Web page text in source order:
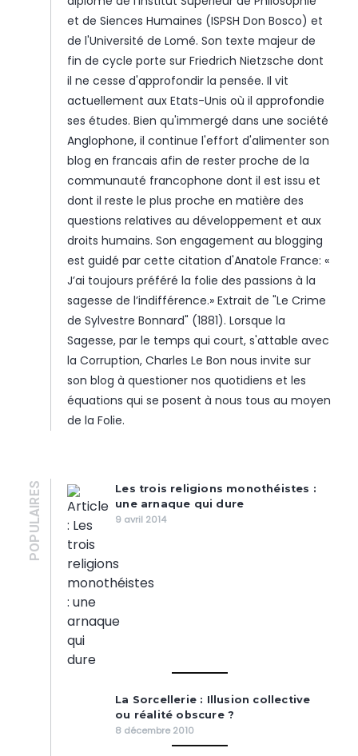
et de Siences Humaines (ISPSH Don Bosco) et
de l'Université de Lomé. Son texte majeur de
fin de cycle porte sur Friedrich Nietzsche dont
il ne cesse d'approfondir la pensée. Il vit
actuellement aux Etats-Unis où il approfondie
ses études. Bien qu'immergé dans une société
Anglophone, il continue l'effort d'alimenter son
blog en francais afin de rester proche de la
communauté francophone dont il est issu et
dont il reste le plus proche en matière des
questions relatives au développement et aux
droits humains. Son engagement au blogging
est guidé par cette citation d'Anatole France: «
J’ai toujours préféré la folie des passions à la
sagesse de l’indifférence.» Extrait de "Le Crime
de Sylvestre Bonnard" (1881). Lorsque la
Sagesse, par le temps qui court, s'attable avec
la Corruption, Charles Le Bon nous invite sur
son blog à questioner nos quotidiens et les
équations qui se posent à nous tous au moyen
de la Folie.
POPULAIRES
Les trois religions monothéistes :
une arnaque qui dure
9 avril 2014
La Sorcellerie : Illusion collective
ou réalité obscure ?
8 décembre 2010